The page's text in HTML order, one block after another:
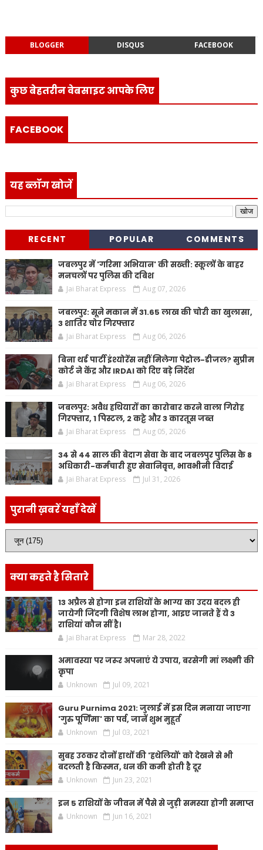
BLOGGER DISQUS FACEBOOK
कुछ बेहतरीन वेबसाइट आपके लिए
FACEBOOK
यह ब्लॉग खोजें
RECENT POPULAR COMMENTS
जबलपुर में 'गरिमा अभियान' की सख्ती: स्कूलों के बाहर
मनचलों पर पुलिस की दबिश
Jai Bharat Express Aug 07, 2026
जबलपुर: सूने मकान में 31.65 लाख की चोरी का खुलासा,
3 शातिर चोर गिरफ्तार
Jai Bharat Express Aug 06, 2026
बिना थर्ड पार्टी इंश्योरेंस नहीं मिलेगा पेट्रोल-डीजल? सुप्रीम
कोर्ट ने केंद्र और IRDAI को दिए बड़े निर्देश
Jai Bharat Express Aug 06, 2026
जबलपुर: अवैध हथियारों का कारोबार करने वाला गिरोह
गिरफ्तार, 1 पिस्टल, 2 कट्टे और 3 कारतूस जब्त
Jai Bharat Express Aug 05, 2026
34 से 44 साल की बेदाग सेवा के बाद जबलपुर पुलिस के 8
अधिकारी-कर्मचारी हुए सेवानिवृत्त, भावभीनी विदाई
Jai Bharat Express Jul 31, 2026
पुरानी ख़बरें यहाँ देखें
क्या कहते है सितारे
13 अप्रैल से होगा इन राशियों के भाग्य का उदय बदल ही
जायेगी जिंदगी विशेष लाभ होगा, आइए जानते हैं ये 3
राशियां कौन सीं है।
Jai Bharat Express Mar 28, 2022
अमावस्या पर जरूर अपनाएं ये उपाय, बरसेगी मां लक्ष्मी की
कृपा
Unknown Jul 09, 2021
Guru Purnima 2021: जुलाई में इस दिन मनाया जाएगा
'गुरु पूर्णिमा' का पर्व, जानें शुभ मुहूर्त
Unknown Jul 03, 2021
सुबह उठकर दोनों हाथों की 'हथेलियों' को देखने से भी
बदलती है किस्मत, धन की कमी होती है दूर
Unknown Jun 23, 2021
इन 5 राशियों के जीवन में पैसे से जुड़ी समस्या होगी समाप्त
Unknown Jun 16, 2021